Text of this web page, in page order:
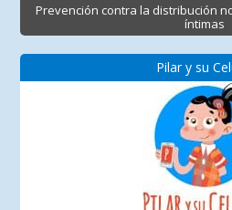
Prevención contra la distribución
íntimas
Pilar y su